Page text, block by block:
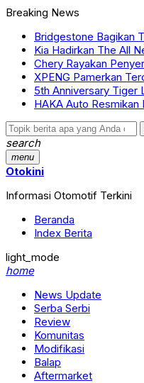
Breaking News
Bridgestone Bagikan
Kia Hadirkan The All
Chery Rayakan
XPENG Pamerkan
5th Anniversary Tiger
HAKA Auto Resmikan
search
menu
Otokini
Informasi Otomotif Terkini
Beranda
Index Berita
light_mode
home
News Update
Serba Serbi
Review
Komunitas
Modifikasi
Balap
Aftermarket